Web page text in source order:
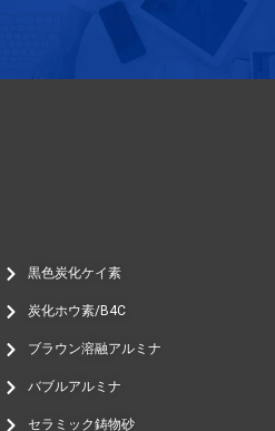
黒色炭化ケイ素
炭化ホウ素/B4C
ブラウン溶融アルミナ
バブルアルミナ
セラミック鋳物砂